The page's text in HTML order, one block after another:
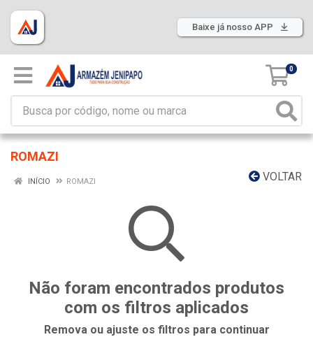
Baixe já nosso APP
0
ROMAZI
VOLTAR
INÍCIO ROMAZI
Não foram encontrados produtos
com os filtros aplicados
Remova ou ajuste os filtros para continuar